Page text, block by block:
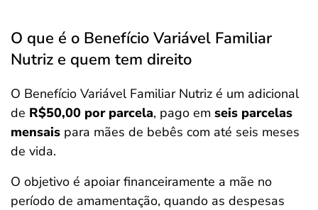
O que é o Benefício Variável Familiar
Nutriz e quem tem direito
O Benefício Variável Familiar Nutriz é um adicional
de R$50,00 por parcela, pago em seis parcelas
mensais para mães de bebês com até seis meses
de vida.
O objetivo é apoiar financeiramente a mãe no
período de amamentação, quando as despesas